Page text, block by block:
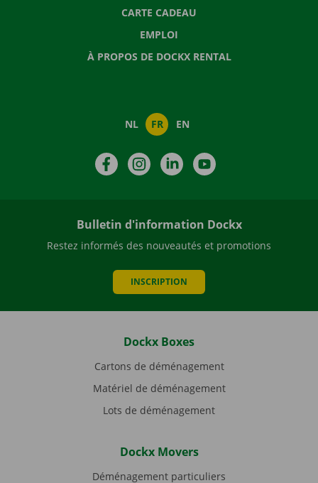
CARTE CADEAU
EMPLOI
À PROPOS DE DOCKX RENTAL
NL FR EN
FacebookInstagramLinkedIn
Bulletin d'information Dockx
Restez informés des nouveautés et promotions
INSCRIPTION
Dockx Boxes
Cartons de déménagement
Matériel de déménagement
Lots de déménagement
Dockx Movers
Déménagement particuliers